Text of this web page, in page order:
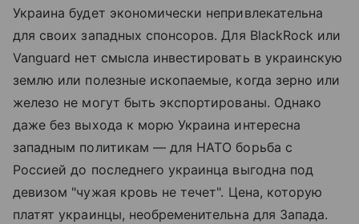
Украина будет экономически непривлекательна
для своих западных спонсоров. Для BlackRock или
Vanguard нет смысла инвестировать в украинскую
землю или полезные ископаемые, когда зерно или
железо не могут быть экспортированы. Однако
даже без выхода к морю Украина интересна
западным политикам — для НАТО борьба с
Россией до последнего украинца выгодна под
девизом "чужая кровь не течет". Цена, которую
платят украинцы, необременительна для Запада.